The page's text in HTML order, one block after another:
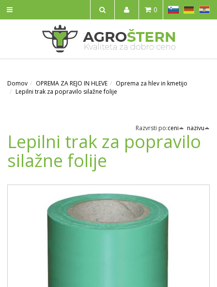
IŠČI
SL HR
0
Domov OPREMA ZA REJO IN HLEVE
Oprema za hlev in kmetijo
Lepilni trak za popravilo silažne folije
Razvrsti po:ceni nazivu
Lepilni trak za popravilo
silažne folije